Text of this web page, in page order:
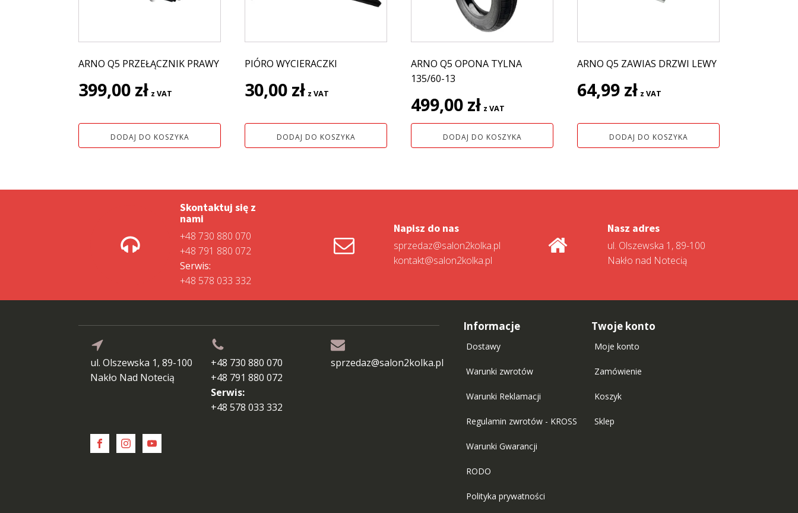
ARNO Q5 PRZEŁĄCZNIK PRAWY
399,00 zł z VAT
DODAJ DO KOSZYKA
PIÓRO WYCIERACZKI
30,00 zł z VAT
DODAJ DO KOSZYKA
ARNO Q5 OPONA TYLNA
135/60-13
499,00 zł z VAT
DODAJ DO KOSZYKA
ARNO Q5 ZAWIAS DRZWI LEWY
64,99 zł z VAT
DODAJ DO KOSZYKA
Skontaktuj się z
nami
+48 730 880 070
+48 791 880 072
Serwis:
+48 578 033 332
Napisz do nas
sprzedaz@salon2kolka.pl
kontakt@salon2kolka.pl
Nasz adres
ul. Olszewska 1, 89-100
Nakło nad Notecią
ul. Olszewska 1, 89-100
Nakło Nad Notecią
+48 730 880 070
+48 791 880 072
Serwis:
+48 578 033 332
sprzedaz@salon2kolka.pl
Informacje
Dostawy
Warunki zwrotów
Warunki Reklamacji
Regulamin zwrotów - KROSS
Warunki Gwarancji
RODO
Polityka prywatności
Twoje konto
Moje konto
Zamówienie
Koszyk
Sklep